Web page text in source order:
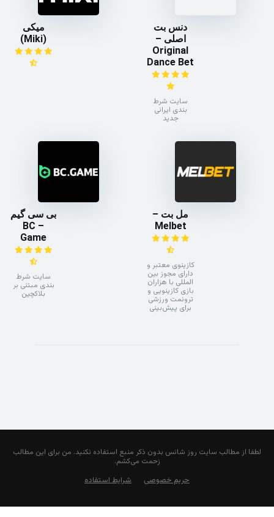
دنس بت
اصلی –
Original
Dance Bet
سایت شرط
بندی ایرانی
جدید
میکی
(Miki)
مل بت –
Melbet
کازینوی معتبر و
دارای مجوز بین
المللی با هزاران
بازی کازینویی و
ترونمت ورزشی
برای پیش‌بینی
بی سی گیم
– BC
Game
سایت شرط
بندی مبتنی بر
بلاکچین
لطفا از مطالب سایت روز شانس بدون ذکر منبع استفاده نکنید. من برای این مطالب
زحمت می‌کشم.
حریم خصوصی شرایط استفاده